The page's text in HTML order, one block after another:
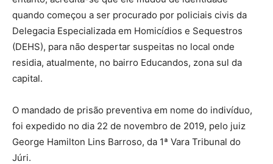
quando começou a ser procurado por policiais civis da
Delegacia Especializada em Homicídios e Sequestros
(DEHS), para não despertar suspeitas no local onde
residia, atualmente, no bairro Educandos, zona sul da
capital.
O mandado de prisão preventiva em nome do indivíduo,
foi expedido no dia 22 de novembro de 2019, pelo juiz
George Hamilton Lins Barroso, da 1ª Vara Tribunal do
Júri.